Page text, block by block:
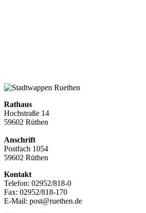
Rathaus
Hochstraße 14
59602 Rüthen
Anschrift
Postfach 1054
59602 Rüthen
Kontakt
Telefon: 02952/818-0
Fax: 02952/818-170
E-Mail: post@ruethen.de